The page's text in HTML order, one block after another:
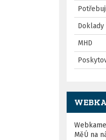
MHD
MěÚ na